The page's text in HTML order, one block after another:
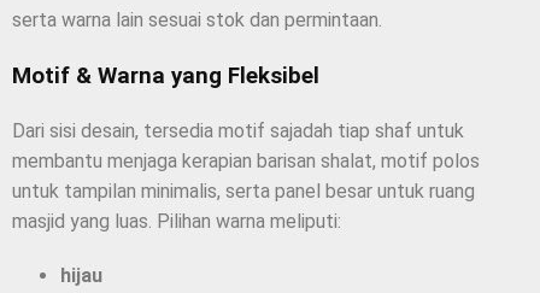
serta warna lain sesuai stok dan permintaan.
Motif & Warna yang Fleksibel
Dari sisi desain, tersedia motif sajadah tiap shaf untuk
membantu menjaga kerapian barisan shalat, motif polos
untuk tampilan minimalis, serta panel besar untuk ruang
masjid yang luas. Pilihan warna meliputi:
hijau